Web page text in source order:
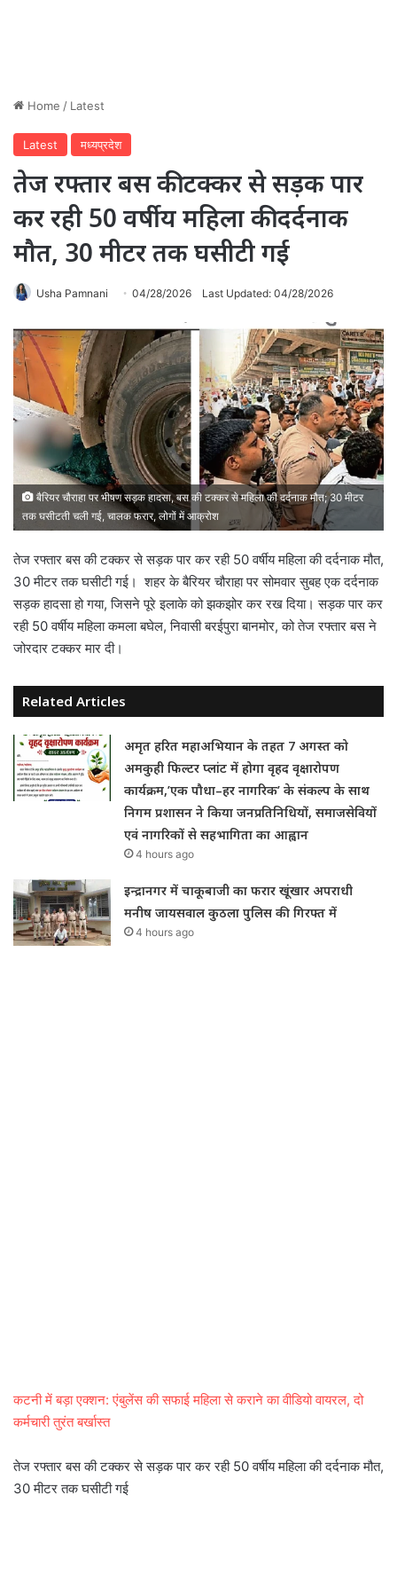
Home / Latest
Latest मध्यप्रदेश
तेज रफ्तार बस की टक्कर से सड़क पार
कर रही 50 वर्षीय महिला की दर्दनाक
मौत, 30 मीटर तक घसीटी गई
Usha Pamnani 04/28/2026 Last Updated: 04/28/2026
बैरियर चौराहा पर भीषण सड़क हादसा, बस की टक्कर से महिला की दर्दनाक मौत; 30 मीटर
तक घसीटती चली गई, चालक फरार, लोगों में आक्रोश
तेज रफ्तार बस की टक्कर से सड़क पार कर रही 50 वर्षीय महिला की दर्दनाक मौत,
30 मीटर तक घसीटी गई। शहर के बैरियर चौराहा पर सोमवार सुबह एक दर्दनाक
सड़क हादसा हो गया, जिसने पूरे इलाके को झकझोर कर रख दिया। सड़क पार कर
रही 50 वर्षीय महिला कमला बघेल, निवासी बरईपुरा बानमोर, को तेज रफ्तार बस ने
जोरदार टक्कर मार दी।
Related Articles
अमृत हरित महाअभियान के तहत 7 अगस्त को
अमकुही फिल्टर प्लांट में होगा वृहद वृक्षारोपण
कार्यक्रम,’एक पौधा–हर नागरिक’ के संकल्प के साथ
निगम प्रशासन ने किया जनप्रतिनिधियों, समाजसेवियों
एवं नागरिकों से सहभागिता का आह्वान
4 hours ago
इन्द्रानगर में चाकूबाजी का फरार खूंखार अपराधी
मनीष जायसवाल कुठला पुलिस की गिरफ्त में
4 hours ago
कटनी में बड़ा एक्शन: एंबुलेंस की सफाई महिला से कराने का वीडियो वायरल, दो
कर्मचारी तुरंत बर्खास्त
तेज रफ्तार बस की टक्कर से सड़क पार कर रही 50 वर्षीय महिला की दर्दनाक मौत,
30 मीटर तक घसीटी गई